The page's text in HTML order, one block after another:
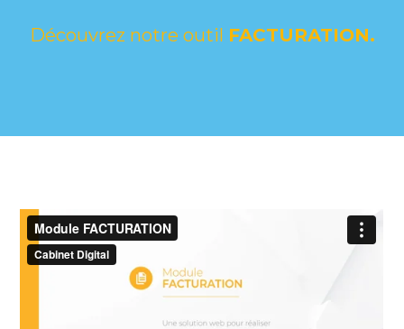
Découvrez notre outil FACTURATION.